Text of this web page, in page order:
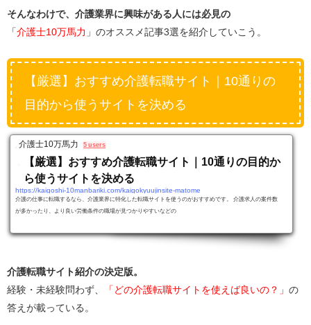
そんなわけで、介護業界に興味がある人には必見の
「 介護士10万馬力 」のオススメ記事3選を紹介していこう。
【厳選】おすすめ介護転職サイト｜10通りの
目的から使うサイトを決める
介護士10万馬力 5 users
【厳選】おすすめ介護転職サイト｜10通りの目的か
ら使うサイトを決める
https://kaigoshi-10manbariki.com/kaigokyuujinsite-matome
介護の仕事に転職するなら、介護業界に特化した転職サイトを使うのがおすすめです。 介護求人の案件数
が多かったり、より良い労働条件の職場が見つかりやすいなどの
介護転職サイト紹介の決定版。
経験・未経験問わず、
「どの介護転職サイトを使えば良いの？」 の
答えが載っている。